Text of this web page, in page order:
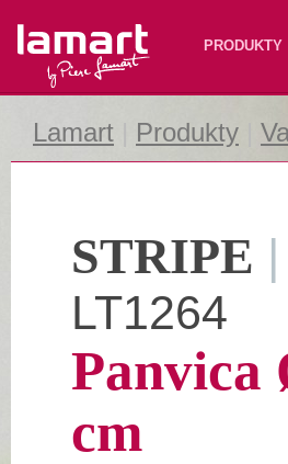
Lamart PRODUKTY
Lamart Produkty
STRIPE |
LT1264
Panvica
cm